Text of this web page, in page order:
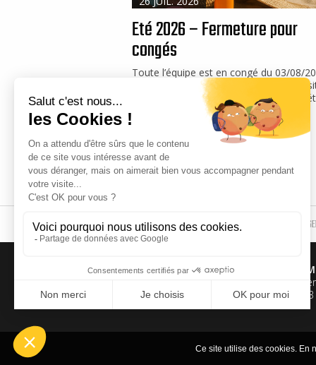
Ce site utilise des cookies. En
Eté 2026 – Fermeture pour
congés
Toute l’équipe est en congé du 03/08/
16/08/2026. Vous pouvez visiter notre
internet, nous vous souhaitons un bel
PORTES ET PORTAILS
Alu
3 rue Frédéric
Tél.